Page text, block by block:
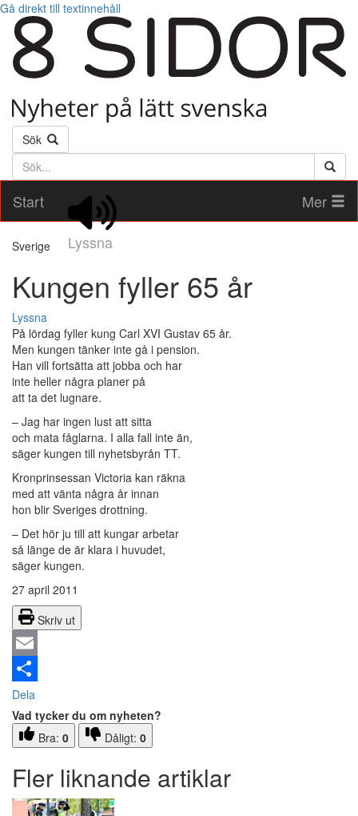
Gå direkt till textinnehåll
Sök
Söktext
Start
Lyssna
Mer
Sverige
Kungen fyller 65 år
Lyssna
På lördag fyller kung Carl XVI Gustav 65 år.
Men kungen tänker inte gå i pension.
Han vill fortsätta att jobba och har
inte heller några planer på
att ta det lugnare.
– Jag har ingen lust att sitta
och mata fåglarna. I alla fall inte än,
säger kungen till nyhetsbyrån TT.
Kronprinsessan Victoria kan räkna
med att vänta några år innan
hon blir Sveriges drottning.
– Det hör ju till att kungar arbetar
så länge de är klara i huvudet,
säger kungen.
27 april 2011
Skriv ut
Email
Dela
Vad tycker du om nyheten?
Bra: 0 Dåligt: 0
Fler liknande artiklar